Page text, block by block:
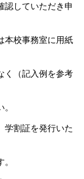
していただき申
本校事務室に用紙
く（記入例を参考
学割証を発行いた